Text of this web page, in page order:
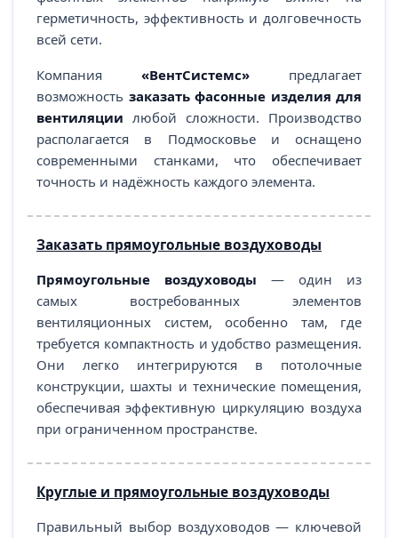
герметичность, эффективность и долговечность
всей сети.
Компания «ВентСистемс» предлагает
возможность заказать фасонные изделия для
вентиляции любой сложности. Производство
располагается в Подмосковье и оснащено
современными станками, что обеспечивает
точность и надёжность каждого элемента.
Заказать прямоугольные воздуховоды
Прямоугольные воздуховоды — один из
самых востребованных элементов
вентиляционных систем, особенно там, где
требуется компактность и удобство размещения.
Они легко интегрируются в потолочные
конструкции, шахты и технические помещения,
обеспечивая эффективную циркуляцию воздуха
при ограниченном пространстве.
Круглые и прямоугольные воздуховоды
Правильный выбор воздуховодов — ключевой